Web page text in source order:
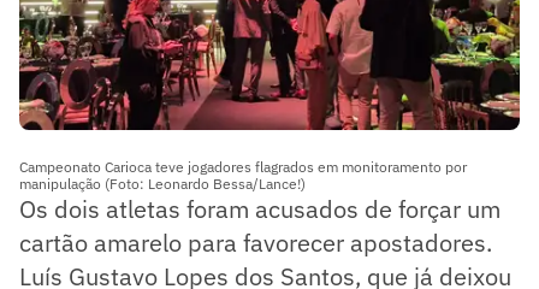
Campeonato Carioca teve jogadores flagrados em monitoramento por
manipulação (Foto: Leonardo Bessa/Lance!)
Os dois atletas foram acusados de forçar um
cartão amarelo para favorecer apostadores.
Luís Gustavo Lopes dos Santos, que já deixou